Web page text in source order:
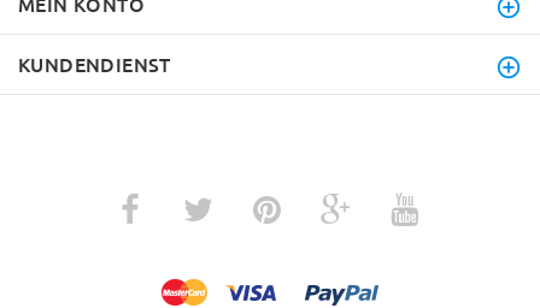
KUNDENDIENST